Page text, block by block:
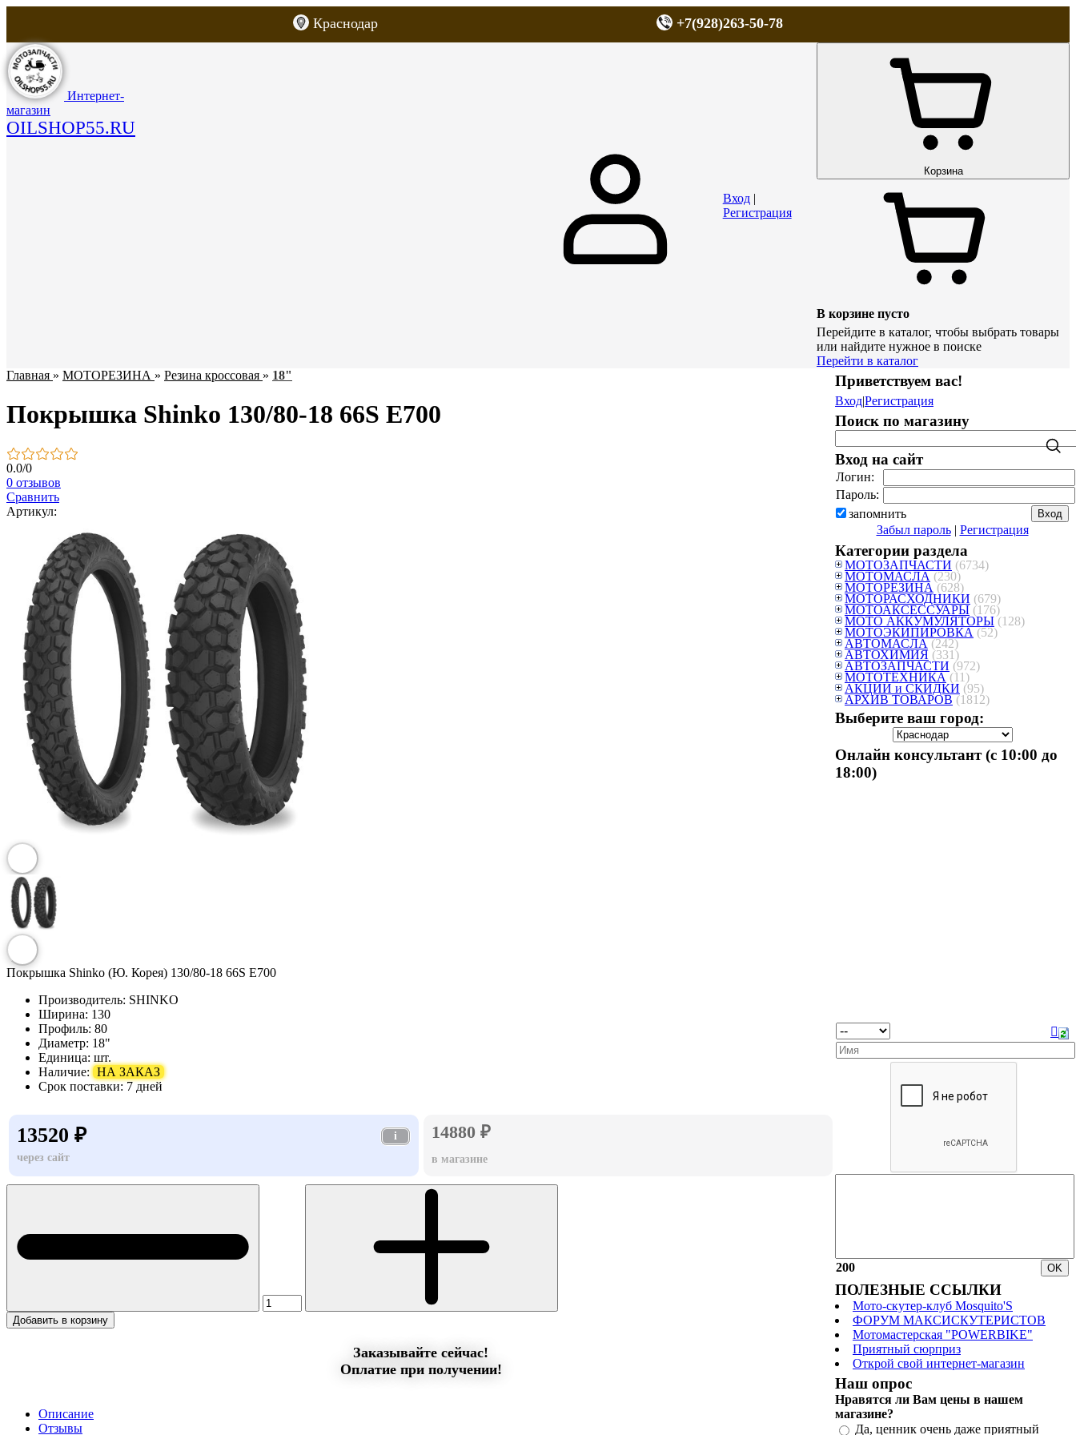
Краснодар +7(928)263-50-78
Интернет-
магазин
OILSHOP55.RU
ДОСТАВКА
Вход|
Регистрация
Корзина
В корзине пусто
Перейдите в каталог, чтобы выбрать товары
или найдите нужное в поиске
Перейти в каталог
Главная » МОТОРЕЗИНА » Резина кроссовая » 18"
Покрышка Shinko 130/80-18 66S E700
0.0/0
0 отзывов
Сравнить
Артикул:
Покрышка Shinko (Ю. Корея) 130/80-18 66S E700
Производитель: SHINKO
Ширина: 130
Профиль: 80
Диаметр: 18"
Единица: шт.
Наличие: НА ЗАКАЗ
Срок поставки: 7 дней
13520 ₽
i
через сайт
14880 ₽
в магазине
Добавить в корзину
Заказывайте сейчас!
Оплатие при получении!
Описание
Отзывы
Приветствуем вас!
Вход|Регистрация
Поиск по магазину
Вход на сайт
Логин:
Пароль:
запомнить
Забыл пароль| Регистрация
Категории раздела
МОТОЗАПЧАСТИ (6734)
МОТОМАСЛА (230)
МОТОРЕЗИНА (628)
МОТОРАСХОДНИКИ (679)
МОТОАКСЕССУАРЫ (176)
МОТО АККУМУЛЯТОРЫ (128)
МОТОЭКИПИРОВКА (52)
АВТОМАСЛА (242)
АВТОХИМИЯ (331)
АВТОЗАПЧАСТИ (972)
МОТОТЕХНИКА (11)
АКЦИИ и СКИДКИ (95)
АРХИВ ТОВАРОВ (1812)
Выберите ваш город:
Онлайн консультант (с 10:00 до
18:00)
200
ПОЛЕЗНЫЕ ССЫЛКИ
Мото-скутер-клуб Mosquito'S
ФОРУМ МАКСИСКУТЕРИСТОВ
Мотомастерская "POWERBIKE"
Приятный сюрприз
Открой свой интернет-магазин
Наш опрос
Нравятся ли Вам цены в нашем
магазине?
Да, ценник очень даже приятный